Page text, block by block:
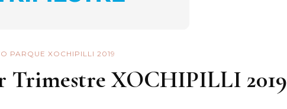
PARQUE XOCHIPILLI 2019
Trimestre XOCHIPILLI 2019